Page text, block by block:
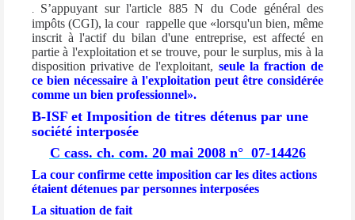
.
S’appuyant sur l'article 885 N du Code général des
impôts (CGI), la cour rappelle que «lorsqu'un bien, même
inscrit à l'actif du bilan d'une entreprise, est affecté en
partie à l'exploitation et se trouve, pour le surplus, mis à la
disposition privative de l'exploitant, seule la fraction de
ce bien nécessaire à l'exploitation peut être considérée
comme un bien professionnel».
B-ISF et Imposition de titres détenus par une
société interposée
C cass. ch. com. 20 mai 2008 n° 07-14426
La cour confirme cette imposition car les dites actions
étaient détenues par personnes interposées
La situation de fait